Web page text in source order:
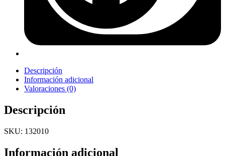
Descripción
Información adicional
Valoraciones (0)
Descripción
SKU: 132010
Información adicional